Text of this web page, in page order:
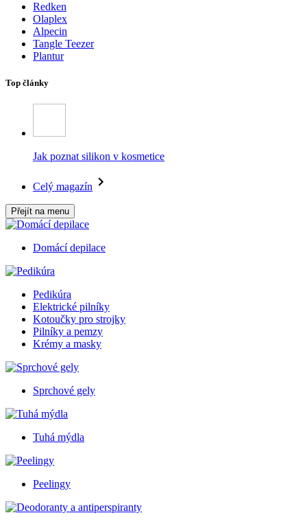
Redken
Olaplex
Alpecin
Tangle Teezer
Plantur
Top články
Jak poznat silikon v kosmetice
Celý magazín
Přejít na menu
Domácí depilace
Pedikúra
Elektrické pilníky
Kotoučky pro strojky
Pilníky a pemzy
Krémy a masky
Sprchové gely
Tuhá mýdla
Peelingy